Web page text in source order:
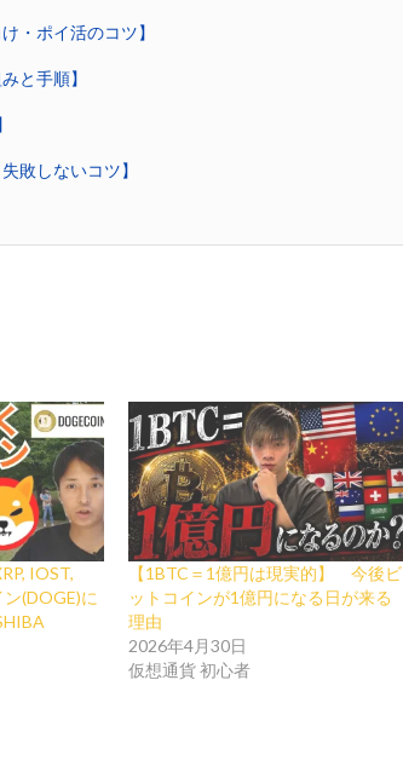
・ポイ活のコツ】
と手順】
敗しないコツ】
IOST,
(DOGE)に
【1BTC＝1億円は現実的】 今後ビ
ットコインが1億円になる日が来る
理由
2026年4月30日
仮想通貨 初心者